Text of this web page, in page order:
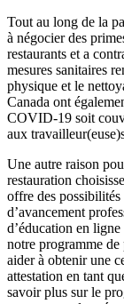
Tout au long de la
à négocier des
restaurants et a
mesures sanitaires
physique et le
Canada ont
COVID‑19 soit
aux
Une autre raison
restauration
offre des possibilités
d’avancement
d’éducation en
notre programme
aider à obtenir une
attestation en tant
savoir plus sur le